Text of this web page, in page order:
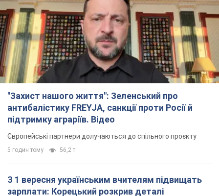
антибалістику FREYJA, санкції проти Росії й
підтримку аграріїв. Відео
Європейські партнери долучаються до спільного проєкту
5 годин тому 56,2 т.
З 1 вересня українським вчителям підвищать
зарплати: Корецький розкрив деталі
Одночасно з підвищенням зарплат педагогам уряд
анонсував збільшення студентських стипендій
годину тому
"Нам теж вони потрібні": Трамп відповів на
ракет для Patriot